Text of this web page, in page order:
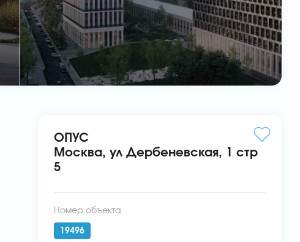
ОПУС
Москва, ул Дербеневская, 1 стр
5
Номер объекта
19496